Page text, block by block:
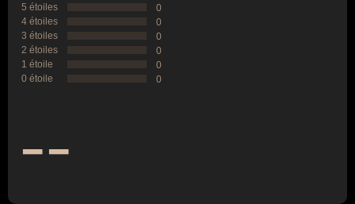
5 étoiles
0
4 étoiles
0
3 étoiles
0
2 étoiles
0
1 étoile
0
0 étoile
0
--